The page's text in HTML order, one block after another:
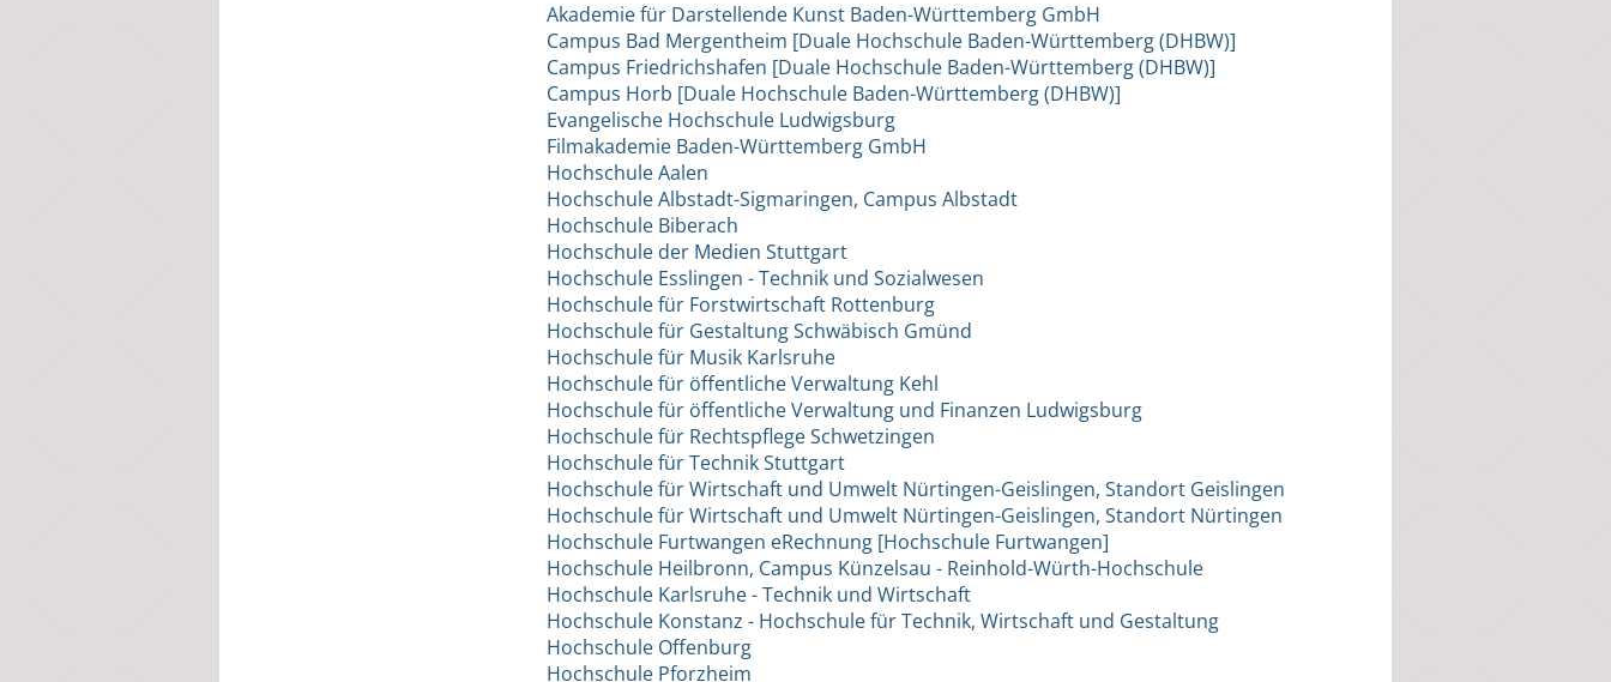
Akademie für Darstellende Kunst Baden-Württemberg GmbH
Campus Bad Mergentheim [Duale Hochschule Baden-Württemberg (DHBW)]
Campus Friedrichshafen [Duale Hochschule Baden-Württemberg (DHBW)]
Campus Horb [Duale Hochschule Baden-Württemberg (DHBW)]
Evangelische Hochschule Ludwigsburg
Filmakademie Baden-Württemberg GmbH
Hochschule Aalen
Hochschule Albstadt-Sigmaringen, Campus Albstadt
Hochschule Biberach
Hochschule der Medien Stuttgart
Hochschule Esslingen - Technik und Sozialwesen
Hochschule für Forstwirtschaft Rottenburg
Hochschule für Gestaltung Schwäbisch Gmünd
Hochschule für Musik Karlsruhe
Hochschule für öffentliche Verwaltung Kehl
Hochschule für öffentliche Verwaltung und Finanzen Ludwigsburg
Hochschule für Rechtspflege Schwetzingen
Hochschule für Technik Stuttgart
Hochschule für Wirtschaft und Umwelt Nürtingen-Geislingen, Standort Geislingen
Hochschule für Wirtschaft und Umwelt Nürtingen-Geislingen, Standort Nürtingen
Hochschule Furtwangen eRechnung [Hochschule Furtwangen]
Hochschule Heilbronn, Campus Künzelsau - Reinhold-Würth-Hochschule
Hochschule Karlsruhe - Technik und Wirtschaft
Hochschule Konstanz - Hochschule für Technik, Wirtschaft und Gestaltung
Hochschule Offenburg
Hochschule Pforzheim